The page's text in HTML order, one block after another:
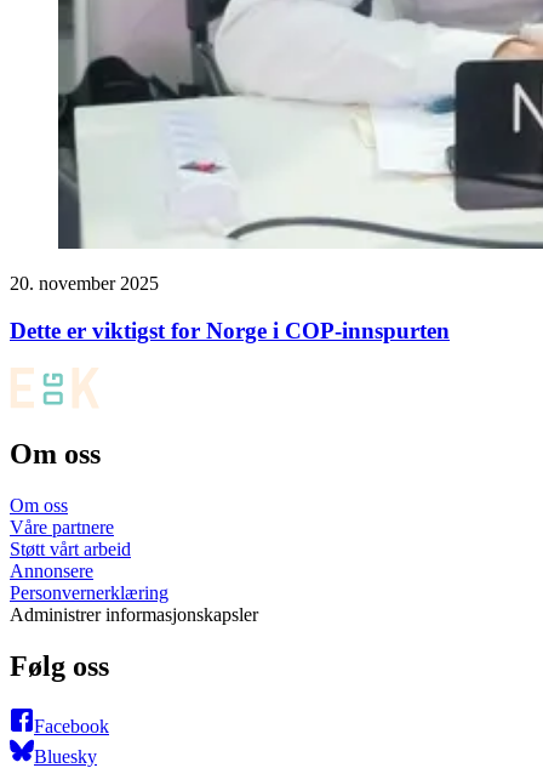
20. november 2025
Dette er viktigst for Norge i COP-innspurten
Om oss
Om oss
Våre partnere
Støtt vårt arbeid
Annonsere
Personvernerklæring
Administrer informasjonskapsler
Følg oss
Facebook
Bluesky